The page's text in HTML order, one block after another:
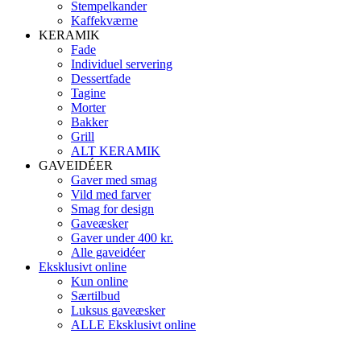
Stempelkander
Kaffekværne
KERAMIK
Fade
Individuel servering
Dessertfade
Tagine
Morter
Bakker
Grill
ALT KERAMIK
GAVEIDÉER
Gaver med smag
Vild med farver
Smag for design
Gaveæsker
Gaver under 400 kr.
Alle gaveidéer
Eksklusivt online
Kun online
Særtilbud
Luksus gaveæsker
ALLE Eksklusivt online